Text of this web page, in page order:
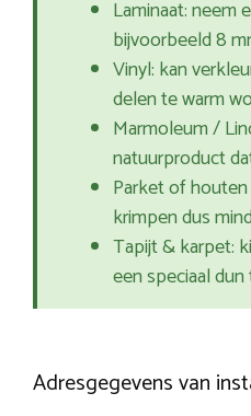
Laminaat: neem
bijvoorbeeld 8
Vinyl: kan
delen te warm
Marmoleum /
natuurproduct
Parket of
krimpen dus
Tapijt & karpet:
een speciaal
Adresgegevens van